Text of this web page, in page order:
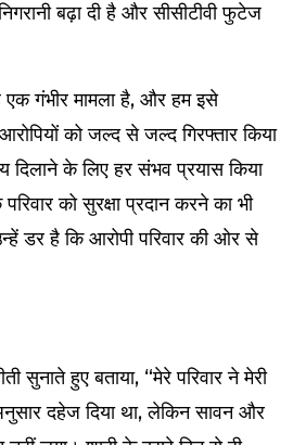
बढ़ा दी है और सीसीटीवी फुटेज
गंभीर मामला है, और हम इसे
को जल्द से जल्द गिरफ्तार किया
दिलाने के लिए हर संभव प्रयास किया
को सुरक्षा प्रदान करने का भी
डर है कि आरोपी परिवार की ओर से
सुनाते हुए बताया, “मेरे परिवार ने मेरी
दहेज दिया था, लेकिन सावन और